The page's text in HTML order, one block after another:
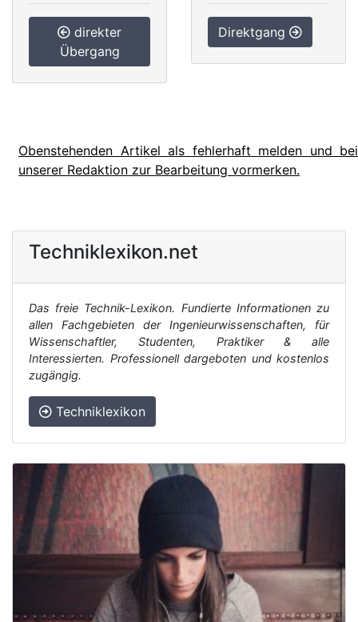
direkter
Übergang
Direktgang
Obenstehenden Artikel als fehlerhaft melden und bei
unserer Redaktion zur Bearbeitung vormerken.
Techniklexikon.net
Das freie Technik-Lexikon. Fundierte Informationen zu
allen Fachgebieten der Ingenieurwissenschaften, für
Wissenschaftler, Studenten, Praktiker & alle
Interessierten. Professionell dargeboten und kostenlos
zugängig.
Techniklexikon